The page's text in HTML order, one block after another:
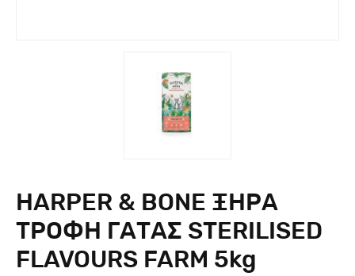
HARPER & BONE ΞΗΡΑ
ΤΡΟΦΗ ΓΑΤΑΣ STERILISED
FLAVOURS FARM 5kg